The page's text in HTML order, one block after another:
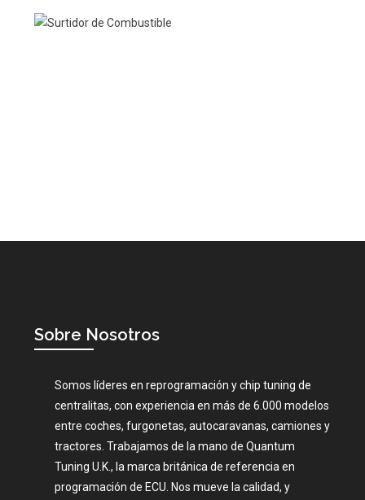
Sobre Nosotros
Somos líderes en reprogramación y chip tuning de
centralitas, con experiencia en más de 6.000 modelos
entre coches, furgonetas, autocaravanas, camiones y
tractores. Trabajamos de la mano de Quantum
Tuning U.K., la marca británica de referencia en
programación de ECU. Nos mueve la calidad, y